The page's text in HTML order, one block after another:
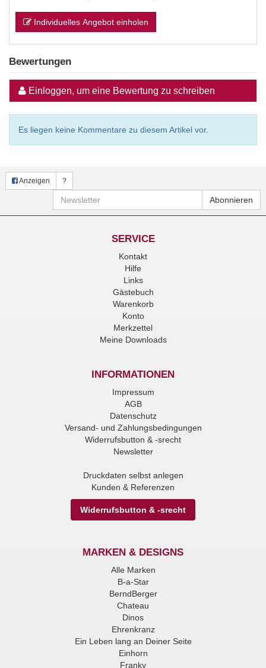
Individuelles Angebot einholen
Bewertungen
Einloggen, um eine Bewertung zu schreiben
Es liegen keine Kommentare zu diesem Artikel vor.
Anzeigen ?
Newsletter Abonnieren
SERVICE
Kontakt
Hilfe
Links
Gästebuch
Warenkorb
Konto
Merkzettel
Meine Downloads
INFORMATIONEN
Impressum
AGB
Datenschutz
Versand- und Zahlungsbedingungen
Widerrufsbutton & -srecht
Newsletter
Druckdaten selbst anlegen
Kunden & Referenzen
Widerrufsbutton & -srecht
MARKEN & DESIGNS
Alle Marken
B-a-Star
BerndBerger
Chateau
Dinos
Ehrenkranz
Ein Leben lang an Deiner Seite
Einhorn
Franky